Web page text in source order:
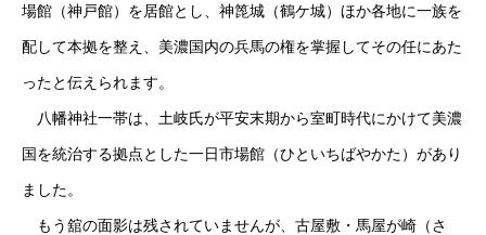
場館（神戸館）を居館とし、神箆城（鶴ケ城）ほか各地に一族を
配して本拠を整え、美濃国内の兵馬の権を掌握してその任にあた
ったと伝えられます。
八幡神社一帯は、土岐氏が平安末期から室町時代にかけて美濃
国を統治する拠点とした一日市場館（ひといちばやかた）があり
ました。
もう舘の面影は残されていませんが、古屋敷・馬屋が崎（さ